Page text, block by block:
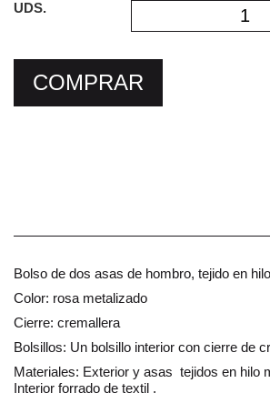
UDS.
COMPRAR
Bolso de dos asas de hombro, tejido en
Color: rosa metalizado
Cierre: cremallera
Bolsillos: Un bolsillo interior con cierre de
Materiales: Exterior y asas tejidos en hilo
Interior forrado de textil .